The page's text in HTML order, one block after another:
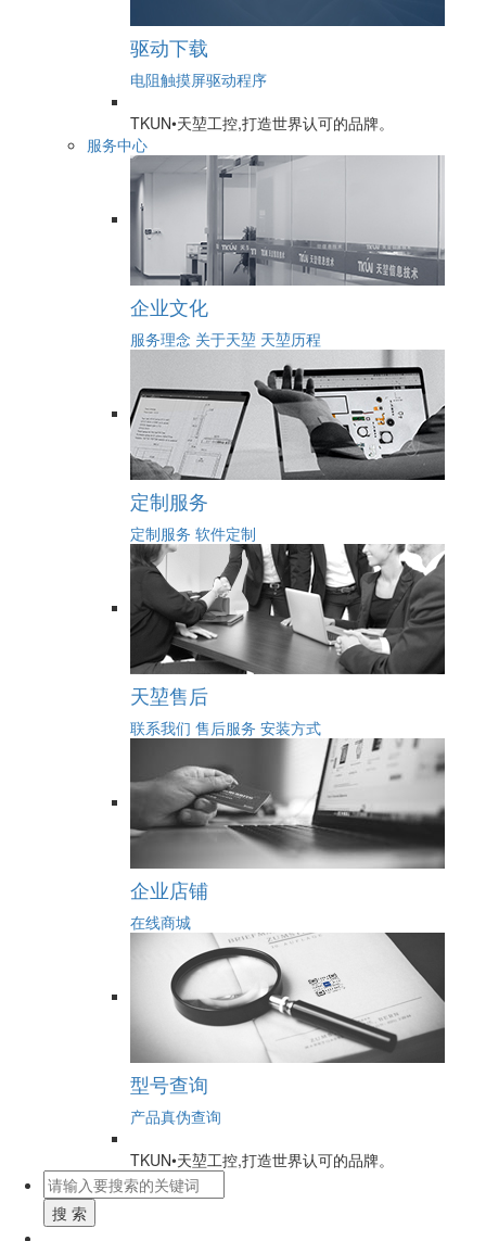
驱动下载
电阻触摸屏驱动程序
TKUN•天堃工控,打造世界认可的品牌。
服务中心
企业文化
服务理念 关于天堃 天堃历程
定制服务
定制服务 软件定制
天堃售后
联系我们 售后服务 安装方式
企业店铺
在线商城
型号查询
产品真伪查询
TKUN•天堃工控,打造世界认可的品牌。
搜 索